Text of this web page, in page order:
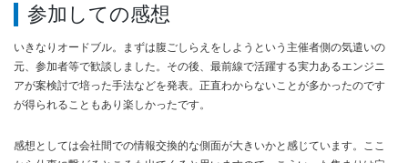
参加しての感想
いきなりオードブル。まずは腹ごしらえをしようという主催者側の気遣いの
元、参加者等で歓談しました。その後、最前線で活躍する実力あるエンジニ
アが案検討で培った手法などを発表。正直わからないことが多かったのです
が得られることもあり楽しかったです。
感想としては会社間での情報交換的な側面が大きいかと感じています。ここ